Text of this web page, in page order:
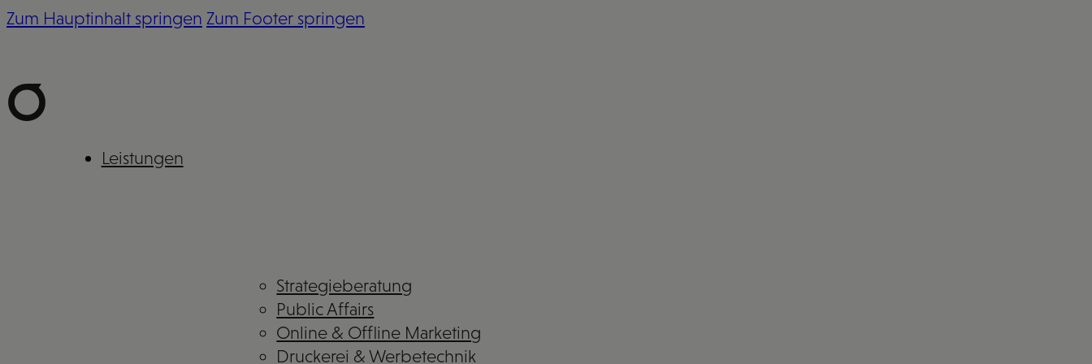
Zum Hauptinhalt springen Zum Footer springen
Leistungen
Strategieberatung
Public Affairs
Online & Offline Marketing
Druckerei & Werbetechnik